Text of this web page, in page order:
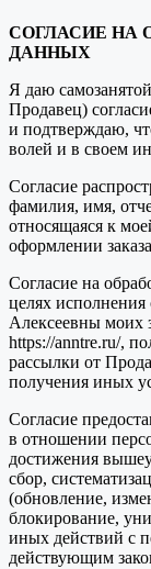
СОГЛАСИЕ НА
ДАННЫХ
Я даю
Продавец)
и подтверждаю,
волей и в своем
Согласие
фамилия, имя,
относящаяся к
оформлении
Согласие на
целях
Алексеевны моих
https://anntre.ru/,
рассылки от
получения иных
Согласие
в отношении
достижения
сбор,
(обновление,
блокирование,
иных действий с
действующим